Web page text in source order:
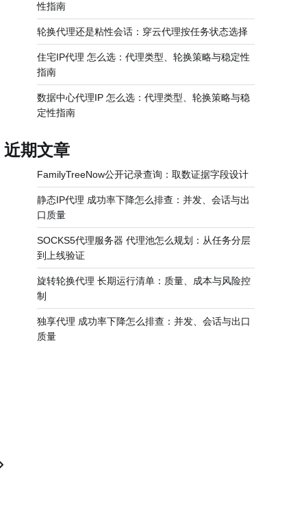
性指南
轮换代理还是粘性会话：穿云代理按任务状态选择
住宅IP代理 怎么选：代理类型、轮换策略与稳定性
指南
数据中心代理IP 怎么选：代理类型、轮换策略与稳
定性指南
近期文章
FamilyTreeNow公开记录查询：取数证据字段设计
静态IP代理 成功率下降怎么排查：并发、会话与出
口质量
SOCKS5代理服务器 代理池怎么规划：从任务分层
到上线验证
旋转轮换代理 长期运行清单：质量、成本与风险控
制
独享代理 成功率下降怎么排查：并发、会话与出口
质量